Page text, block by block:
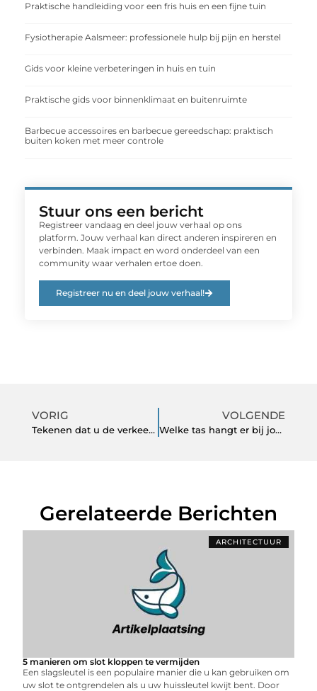
Praktische handleiding voor een fris huis en een fijne tuin
Fysiotherapie Aalsmeer: professionele hulp bij pijn en herstel
Gids voor kleine verbeteringen in huis en tuin
Praktische gids voor binnenklimaat en buitenruimte
Barbecue accessoires en barbecue gereedschap: praktisch
buiten koken met meer controle
Stuur ons een bericht
Registreer vandaag en deel jouw verhaal op ons
platform. Jouw verhaal kan direct anderen inspireren en
verbinden. Maak impact en word onderdeel van een
community waar verhalen ertoe doen.
Registreer nu en deel jouw verhaal!
VORIG
Tekenen dat u de verkeerde persoonlijke leningverstrekker kiest
VOLGENDE
Welke tas hangt er bij jou aan de kapstok?
Gerelateerde Berichten
ARCHITECTUUR
5 manieren om slot kloppen te vermijden
Een slagsleutel is een populaire manier die u kan gebruiken om
uw slot te ontgrendelen als u uw huissleutel kwijt bent. Door